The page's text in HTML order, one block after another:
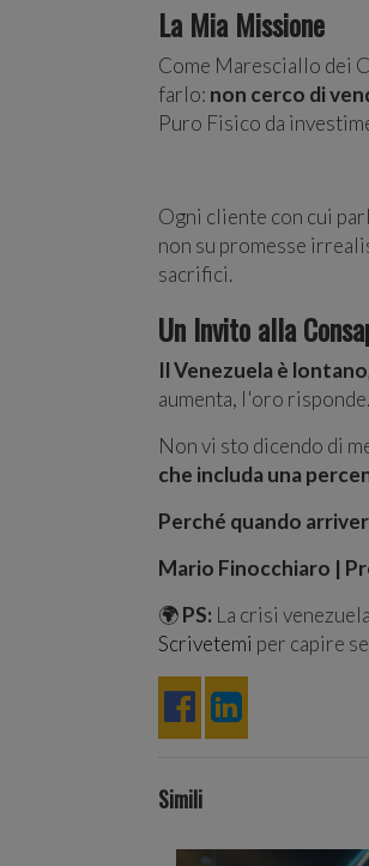
La Mia Missione
Come Maresciallo dei
farlo: non cerco di
Puro Fisico da
Ogni cliente con cui
non su promesse
sacrifici.
Un Invito alla
Il Venezuela è
aumenta, l'oro risponde.
Non vi sto dicendo di
che includa una
Perché quando
Mario Finocchiaro |
🌍PS: La crisi
Scrivetemi per capire
Simili